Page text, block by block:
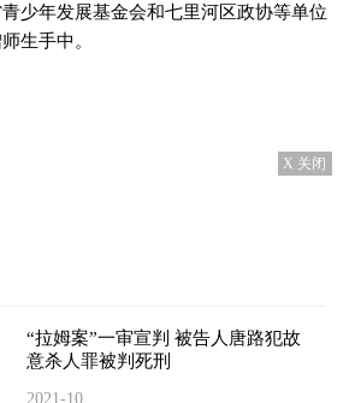
少年发展基金会和七里河区政协等单位
生手中。
X 关闭
“拉姆案”一审宣判 被告人唐路犯故
意杀人罪被判死刑
2021-10